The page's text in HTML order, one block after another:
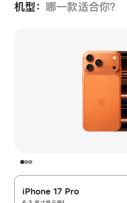
机型： 哪一款适合你？
iPhone 17 Pro